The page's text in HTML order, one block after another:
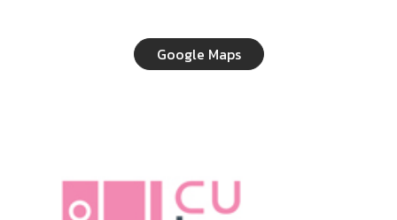
Google Maps